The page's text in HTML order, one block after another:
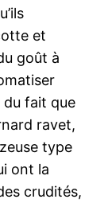
et
goût à
du fait que
ravet,
type
ont la
crudités,